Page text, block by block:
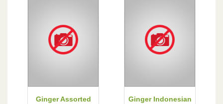
Ginger Assorted
Ginger Indonesian